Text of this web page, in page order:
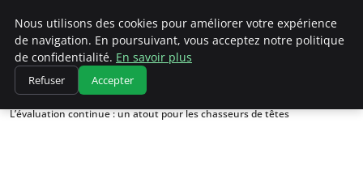
Chasseur De Tête
Accueil
Actualité
L’évaluation continue : un atout pour les chasseurs de têtes
Nous utilisons des cookies pour améliorer votre expérience
de navigation. En poursuivant, vous acceptez notre politique
de confidentialité. En savoir plus
Refuser Accepter